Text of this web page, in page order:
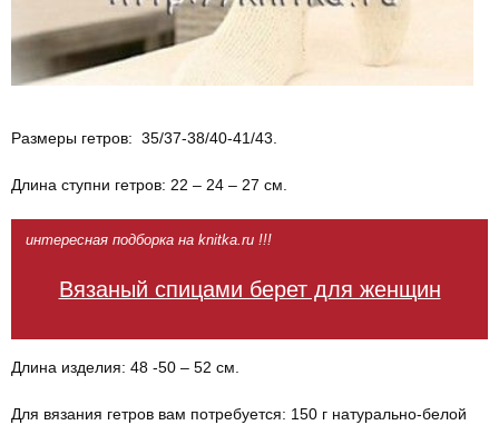
Размеры гетров: 35/37-38/40-41/43.
Длина ступни гетров: 22 – 24 – 27 см.
интересная подборка на knitka.ru !!!
Вязаный спицами берет для женщин
Длина изделия: 48 -50 – 52 см.
Для вязания гетров вам потребуется: 150 г натурально-белой